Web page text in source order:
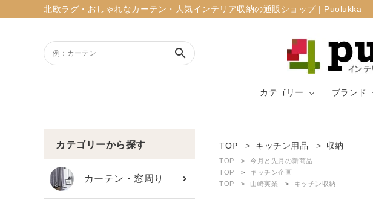
北欧ラグ・おしゃれなカーテン・人気インテリア収納の通販ショップ | Puolukka
search
カテゴリー
カーテン・窓周
り
生地（ファブリ
ブランド
ようこそ ゲスト 様
ログイン person 新規会員登録
カテゴリーから探す
カーテン・窓周り
TOP キッチン用品 収納
TOP
今月と先月の新商品
TOP
キッチン企画
TOP
山崎実業 キッチン収納